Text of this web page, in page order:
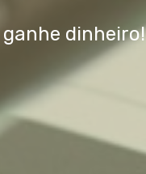
ganhe dinheiro!